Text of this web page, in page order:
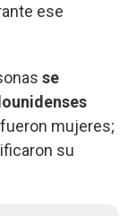
ese
se
mujeres;
su